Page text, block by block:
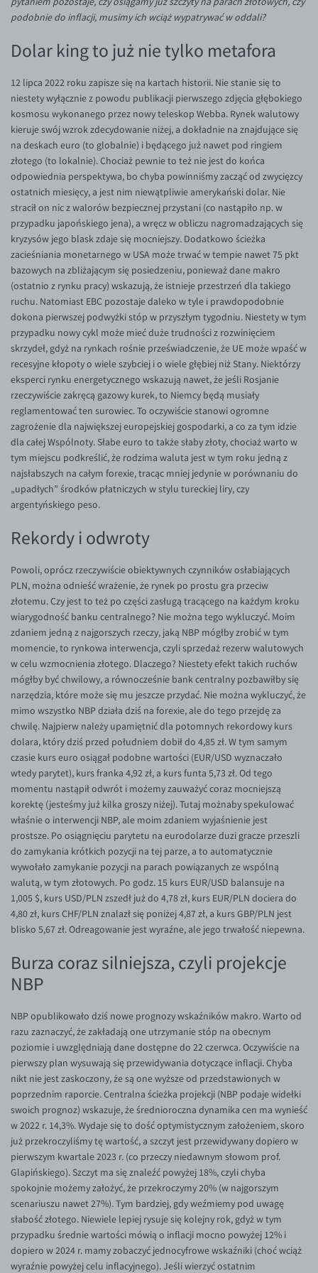
Inne pary walutowe
BGN/PLN
CAD/PLN
CNY/PLN
HKD/PLN
HUF/PLN
ILS/PLN
JPY/PLN
NZD/PLN
RON/PLN
SGD/PLN
TRY/PLN
ZAR/PLN
EUR/USD
EUR/GBP
EUR/CHF
EUR/CZK
EUR/DKK
EUR/NOK
EUR/SEK
EUR/AUD
EUR/CAD
EUR/CNY
EUR/HKD
EUR/HUF
EUR/ILS
EUR/JPY
EUR/NZD
EUR/RON
EUR/SGD
EUR/TRY
EUR/ZAR
GBP/USD
USD/CHF
GBP/CHF
Aplikacja mobilna
Pomoc
Pomoc
FAQ
Konto i opłaty
Wymiana walut
Banki i przelewy
Przelewy zagraniczne
Słowniczek
Poradnik
Kontakt
Dla mediów
PL
podobnie do inflacji, musimy ich wciąż wypatrywać w oddali?
Dolar king to już nie tylko metafora
12 lipca 2022 roku zapisze się na kartach historii. Nie stanie się to
niestety wyłącznie z powodu publikacji pierwszego zdjęcia głębokiego
kosmosu wykonanego przez nowy teleskop Webba. Rynek walutowy
kieruje swój wzrok zdecydowanie niżej, a dokładnie na znajdujące się
na deskach euro (to globalnie) i będącego już nawet pod ringiem
złotego (to lokalnie). Chociaż pewnie to też nie jest do końca
odpowiednia perspektywa, bo chyba powinniśmy zacząć od zwycięzcy
ostatnich miesięcy, a jest nim niewątpliwie amerykański dolar. Nie
stracił on nic z walorów bezpiecznej przystani (co nastąpiło np. w
przypadku japońskiego jena), a wręcz w obliczu nagromadzających się
kryzysów jego blask zdaje się mocniejszy. Dodatkowo ścieżka
zacieśniania monetarnego w USA może trwać w tempie nawet 75 pkt
bazowych na zbliżającym się posiedzeniu, ponieważ dane makro
(ostatnio z rynku pracy) wskazują, że istnieje przestrzeń dla takiego
ruchu. Natomiast EBC pozostaje daleko w tyle i prawdopodobnie
dokona pierwszej podwyżki stóp w przyszłym tygodniu. Niestety w tym
przypadku nowy cykl może mieć duże trudności z rozwinięciem
skrzydeł, gdyż na rynkach rośnie przeświadczenie, że UE może wpaść w
recesyjne kłopoty o wiele szybciej i o wiele głębiej niż Stany. Niektórzy
eksperci rynku energetycznego wskazują nawet, że jeśli Rosjanie
rzeczywiście zakręcą gazowy kurek, to Niemcy będą musiały
reglamentować ten surowiec. To oczywiście stanowi ogromne
zagrożenie dla największej europejskiej gospodarki, a co za tym idzie
dla całej Wspólnoty. Słabe euro to także słaby złoty, chociaż warto w
tym miejscu podkreślić, że rodzima waluta jest w tym roku jedną z
najsłabszych na całym forexie, tracąc mniej jedynie w porównaniu do
„upadłych” środków płatniczych w stylu tureckiej liry, czy
argentyńskiego peso.
Rekordy i odwroty
Powoli, oprócz rzeczywiście obiektywnych czynników osłabiających
PLN, można odnieść wrażenie, że rynek po prostu gra przeciw
złotemu. Czy jest to też po części zasługą tracącego na każdym kroku
wiarygodność banku centralnego? Nie można tego wykluczyć. Moim
zdaniem jedną z najgorszych rzeczy, jaką NBP mógłby zrobić w tym
momencie, to rynkowa interwencja, czyli sprzedaż rezerw walutowych
w celu wzmocnienia złotego. Dlaczego? Niestety efekt takich ruchów
mógłby być chwilowy, a równocześnie bank centralny pozbawiłby się
narzędzia, które może się mu jeszcze przydać. Nie można wykluczyć, że
mimo wszystko NBP działa dziś na forexie, ale do tego przejdę za
chwilę. Najpierw należy upamiętnić dla potomnych rekordowy kurs
dolara, który dziś przed południem dobił do 4,85 zł. W tym samym
czasie kurs euro osiągał podobne wartości (EUR/USD wyznaczało
wtedy parytet), kurs franka 4,92 zł, a kurs funta 5,73 zł. Od tego
momentu nastąpił odwrót i możemy zauważyć coraz mocniejszą
korektę (jesteśmy już kilka groszy niżej). Tutaj możnaby spekulować
właśnie o interwencji NBP, ale moim zdaniem wyjaśnienie jest
prostsze. Po osiągnięciu parytetu na eurodolarze duzi gracze przeszli
do zamykania krótkich pozycji na tej parze, a to automatycznie
wywołało zamykanie pozycji na parach powiązanych ze wspólną
walutą, w tym złotowych. Po godz. 15 kurs EUR/USD balansuje na
1,005 $, kurs USD/PLN zszedł już do 4,78 zł, kurs EUR/PLN dociera do
4,80 zł, kurs CHF/PLN znalazł się poniżej 4,87 zł, a kurs GBP/PLN jest
blisko 5,67 zł. Odreagowanie jest wyraźne, ale jego trwałość niepewna.
Burza coraz silniejsza, czyli projekcje
NBP
NBP opublikowało dziś nowe prognozy wskaźników makro. Warto od
razu zaznaczyć, że zakładają one utrzymanie stóp na obecnym
poziomie i uwzględniają dane dostępne do 22 czerwca. Oczywiście na
pierwszy plan wysuwają się przewidywania dotyczące inflacji. Chyba
nikt nie jest zaskoczony, że są one wyższe od przedstawionych w
poprzednim raporcie. Centralna ścieżka projekcji (NBP podaje widełki
swoich prognoz) wskazuje, że średnioroczna dynamika cen ma wynieść
w 2022 r. 14,3%. Wydaje się to dość optymistycznym założeniem, skoro
już przekroczyliśmy tę wartość, a szczyt jest przewidywany dopiero w
pierwszym kwartale 2023 r. (co przeczy niedawnym słowom prof.
Glapińskiego). Szczyt ma się znaleźć powyżej 18%, czyli chyba
spokojnie możemy założyć, że przekroczymy 20% (w najgorszym
scenariuszu nawet 27%). Tym bardziej, gdy weźmiemy pod uwagę
słabość złotego. Niewiele lepiej rysuje się kolejny rok, gdyż w tym
przypadku średnie wartości mówią o inflacji mocno powyżej 12% i
dopiero w 2024 r. mamy zobaczyć jednocyfrowe wskaźniki (choć wciąż
wyraźnie powyżej celu inflacyjnego). Jeśli wierzyć ostatnim